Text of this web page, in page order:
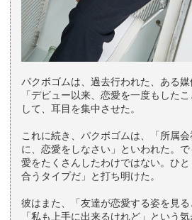
パクボゴムは、過去行われた、ある
「デビュー以来、恋愛を一度もした
して、耳目を集中させた。
これに続き、パクボゴムは、「所属
に、恋愛をしなさい」といわれた。
愛をたくさんしたわけではない。ひ
合うタイプだ」と打ち明けた。
彼はまた、「友達が恋愛する姿を見る
「私も上手に出来るけれど」という気